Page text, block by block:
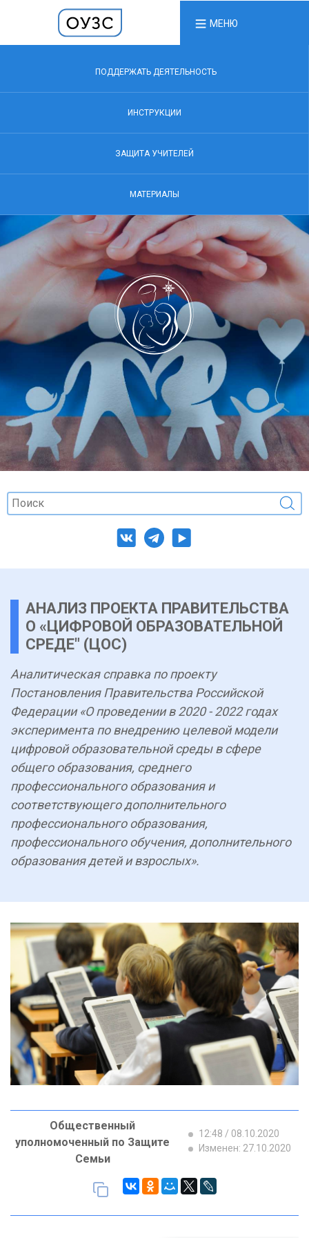
МЕНЮ
ПОДДЕРЖАТЬ ДЕЯТЕЛЬНОСТЬ
ИНСТРУКЦИИ
ЗАЩИТА УЧИТЕЛЕЙ
МАТЕРИАЛЫ
АНАЛИЗ ПРОЕКТА ПРАВИТЕЛЬСТВА
О «ЦИФРОВОЙ ОБРАЗОВАТЕЛЬНОЙ
СРЕДЕ" (ЦОС)
Аналитическая справка по проекту
Постановления Правительства Российской
Федерации «О проведении в 2020 - 2022 годах
эксперимента по внедрению целевой модели
цифровой образовательной среды в сфере
общего образования, среднего
профессионального образования и
соответствующего дополнительного
профессионального образования,
профессионального обучения, дополнительного
образования детей и взрослых».
Общественный
уполномоченный по Защите
Семьи
12:48 / 08.10.2020
Изменен: 27.10.2020